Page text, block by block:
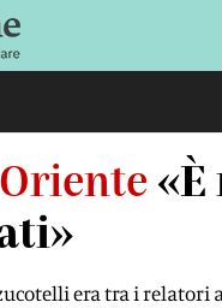
era tra i